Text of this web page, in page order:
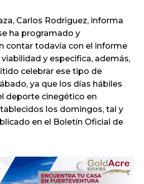
Carlos Rodríguez, informa
ha programado y
contar todavía con el informe
y especifica, además,
celebrar ese tipo de
ya que los días hábiles
deporte cinegético en
los domingos, tal y
en el Boletín Oficial de